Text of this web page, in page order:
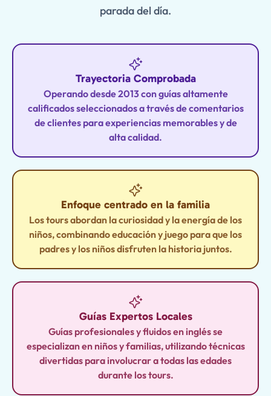
parada del día.
Trayectoria Comprobada
Operando desde 2013 con guías altamente
calificados seleccionados a través de comentarios
de clientes para experiencias memorables y de
alta calidad.
Enfoque centrado en la familia
Los tours abordan la curiosidad y la energía de los
niños, combinando educación y juego para que los
padres y los niños disfruten la historia juntos.
Guías Expertos Locales
Guías profesionales y fluidos en inglés se
especializan en niños y familias, utilizando técnicas
divertidas para involucrar a todas las edades
durante los tours.